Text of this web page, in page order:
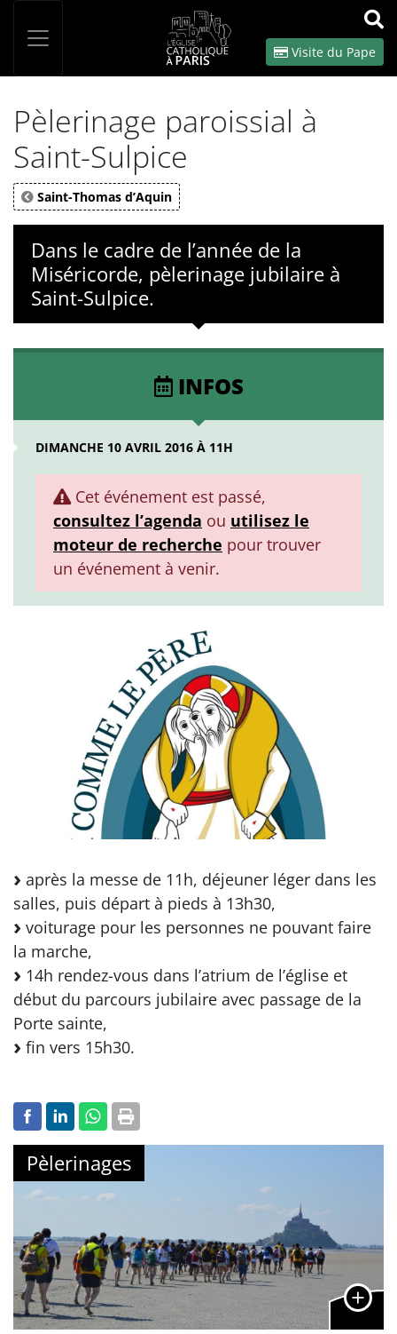
OK
Visite du Pape
Pèlerinage paroissial à
Saint-Sulpice
Saint-Thomas d’Aquin
Dans le cadre de l’année de la
Miséricorde, pèlerinage jubilaire à
Saint-Sulpice.
INFOS
DIMANCHE 10 AVRIL 2016 À 11H
Cet événement est passé,
consultez l’agenda ou utilisez le
moteur de recherche pour trouver
un événement à venir.
après la messe de 11h, déjeuner léger dans les
salles, puis départ à pieds à 13h30,
voiturage pour les personnes ne pouvant faire
la marche,
14h rendez-vous dans l’atrium de l’église et
début du parcours jubilaire avec passage de la
Porte sainte,
fin vers 15h30.
Pèlerinages
Panneau de gestion des cookies